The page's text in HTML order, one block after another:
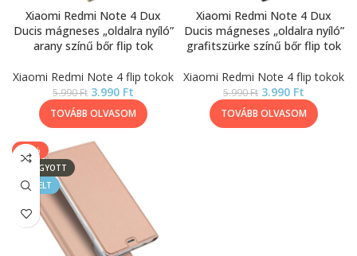
Xiaomi Redmi Note 4 Dux
Ducis mágneses „oldalra nyíló”
arany színű bőr flip tok
Xiaomi Redmi Note 4 flip tokok
5.990Ft 3.990 Ft
TOVÁBB OLVASOM
Xiaomi Redmi Note 4 Dux
Ducis mágneses „oldalra nyíló”
grafitszürke színű bőr flip tok
Xiaomi Redmi Note 4 flip tokok
5.990Ft 3.990 Ft
TOVÁBB OLVASOM
-33%
ELFOGYOTT
KIEMELT